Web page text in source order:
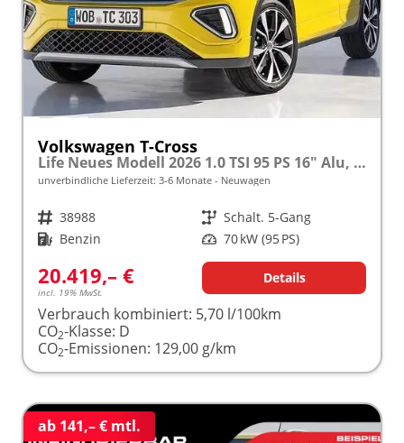
Volkswagen T-Cross
Life Neues Modell 2026 1.0 TSI 95 PS 16" Alu, Parksensoren vo/hi, LED-Scheinwerfer, Radio Composition 8", App-Connect, Klima, M-Lederlenkrad, Digitales Cockpit, Müdigkeitserkennung, Dachreling, Lane Assist, Armlehne vorn
unverbindliche Lieferzeit: 3-6 Monate Neuwagen
Fahrzeugnr. 38988 Getriebe Schalt. 5-Gang
Kraftstoff Benzin Leistung 70 kW (95 PS)
20.419,– €
incl. 19% MwSt.
Details
Verbrauch kombiniert: 5,70 l/100km
CO2-Klasse: D
CO2-Emissionen: 129,00 g/km
ab 141,– € mtl.